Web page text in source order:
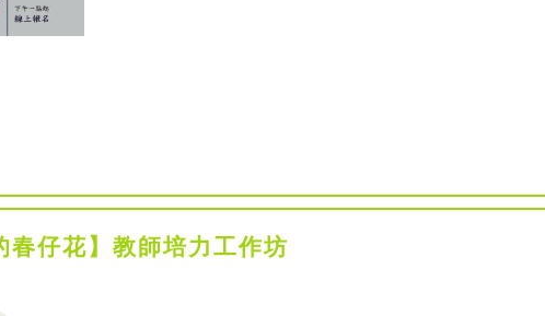
春仔花】教師培力工作坊